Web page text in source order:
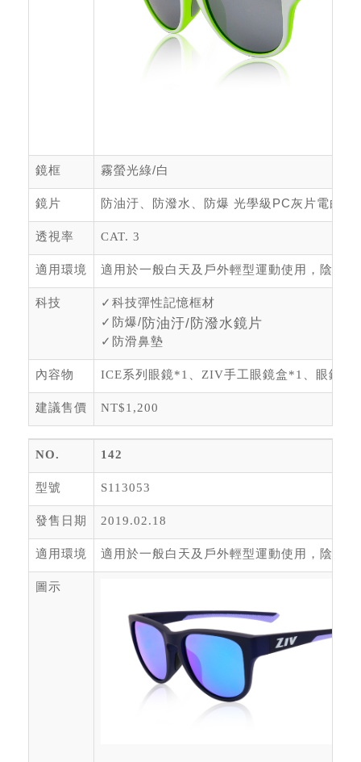
鏡框 霧螢光綠/白
鏡片 防油汙、防潑水、防爆 光學級PC灰片電白水
透視率 CAT. 3
適用環境 適用於一般白天及戶外輕型運動使用，陰天
科技 ✓ 科技彈性記憶框材
✓ 防爆/ 防油汙/防潑水鏡片
✓ 防滑鼻墊
內容物 ICE系列眼鏡*1、ZIV手工眼鏡盒*1、眼鏡布
建議售價 NT$1,200
NO. 142
型號 S113053
發售日期 2019.02.18
適用環境 適用於一般白天及戶外輕型運動使用，陰天
圖示